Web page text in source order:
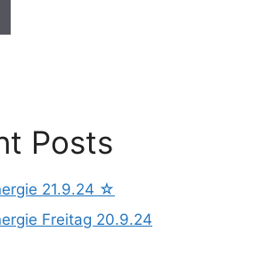
Posts
21.9.24 ☆
Freitag 20.9.24